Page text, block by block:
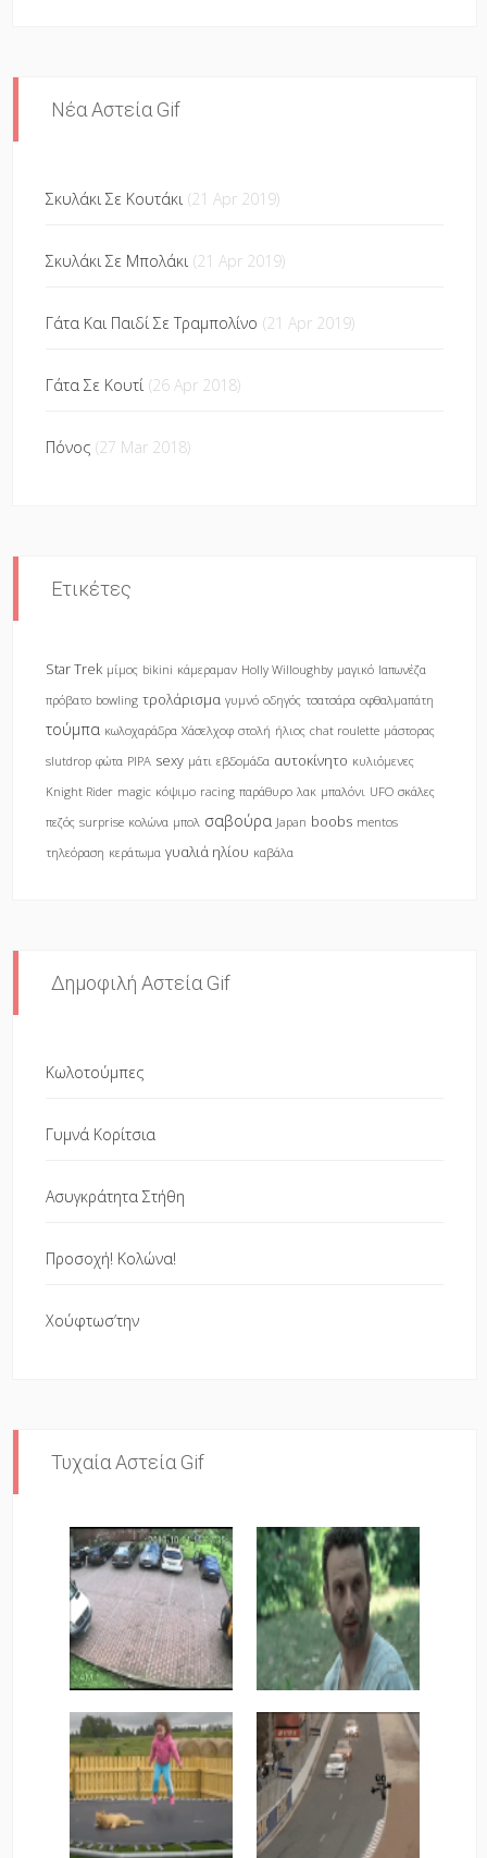
Νέα Αστεία Gif
Σκυλάκι Σε Κουτάκι (21 Apr 2019)
Σκυλάκι Σε Μπολάκι (21 Apr 2019)
Γάτα Και Παιδί Σε Τραμπολίνο (21 Apr 2019)
Γάτα Σε Κουτί (26 Apr 2018)
Πόνος (27 Mar 2018)
Ετικέτες
Star Trek μίμος bikini κάμεραμαν Holly Willoughby μαγικό Ιαπωνέζα
πρόβατο bowling τρολάρισμα γυμνό οδηγός τσατσάρα οφθαλμαπάτη
τούμπα κωλοχαράδρα Χάσελχοφ στολή ήλιος chat roulette μάστορας
slutdrop φώτα PIPA sexy μάτι εβδομάδα αυτοκίνητο κυλιόμενες
Knight Rider magic κόψιμο racing παράθυρο λακ μπαλόνι UFO σκάλες
πεζός surprise κολώνα μπολ σαβούρα Japan boobs mentos
τηλεόραση κεράτωμα γυαλιά ηλίου καβάλα
Δημοφιλή Αστεία Gif
Κωλοτούμπες
Γυμνά Κορίτσια
Ασυγκράτητα Στήθη
Προσοχή! Κολώνα!
Χούφτωσ’την
Τυχαία Αστεία Gif